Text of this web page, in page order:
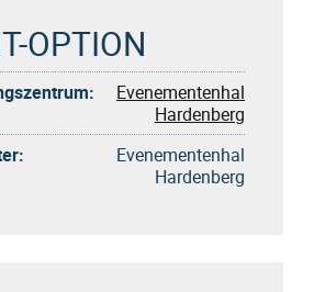
OPTION
Evenementenhal
Hardenberg
Evenementenhal
Hardenberg